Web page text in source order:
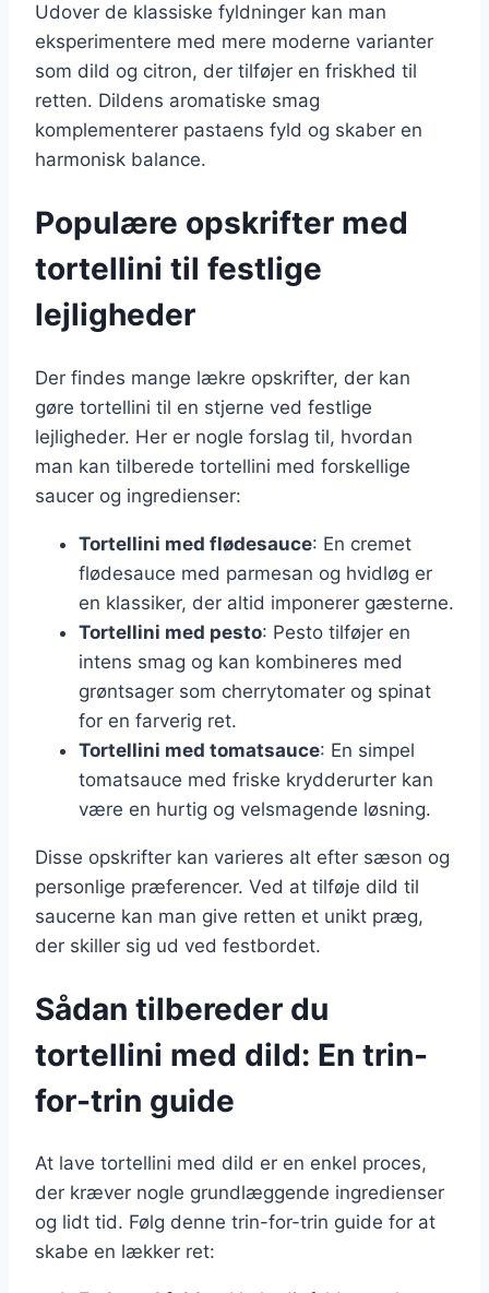
Udover de klassiske fyldninger kan man
eksperimentere med mere moderne varianter
som dild og citron, der tilføjer en friskhed til
retten. Dildens aromatiske smag
komplementerer pastaens fyld og skaber en
harmonisk balance.
Populære opskrifter med
tortellini til festlige
lejligheder
Der findes mange lækre opskrifter, der kan
gøre tortellini til en stjerne ved festlige
lejligheder. Her er nogle forslag til, hvordan
man kan tilberede tortellini med forskellige
saucer og ingredienser:
Tortellini med flødesauce: En cremet
flødesauce med parmesan og hvidløg er
en klassiker, der altid imponerer gæsterne.
Tortellini med pesto: Pesto tilføjer en
intens smag og kan kombineres med
grøntsager som cherrytomater og spinat
for en farverig ret.
Tortellini med tomatsauce: En simpel
tomatsauce med friske krydderurter kan
være en hurtig og velsmagende løsning.
Disse opskrifter kan varieres alt efter sæson og
personlige præferencer. Ved at tilføje dild til
saucerne kan man give retten et unikt præg,
der skiller sig ud ved festbordet.
Sådan tilbereder du
tortellini med dild: En trin-
for-trin guide
At lave tortellini med dild er en enkel proces,
der kræver nogle grundlæggende ingredienser
og lidt tid. Følg denne trin-for-trin guide for at
skabe en lækker ret: